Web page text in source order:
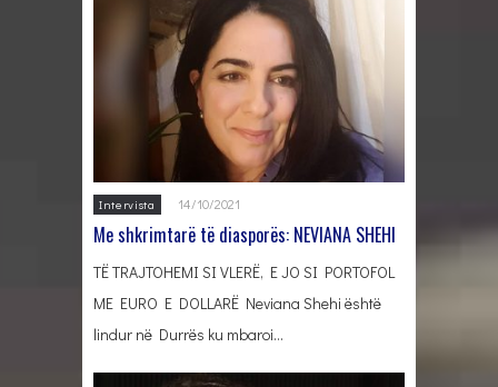
Intervista 14/10/2021
Me shkrimtarë të diasporës: NEVIANA SHEHI
TË TRAJTOHEMI SI VLERË, E JO SI PORTOFOL
ME EURO E DOLLARË Neviana Shehi është
lindur në Durrës ku mbaroi…